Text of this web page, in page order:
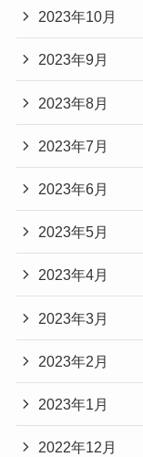
2023年10月
2023年9月
2023年8月
2023年7月
2023年6月
2023年5月
2023年4月
2023年3月
2023年2月
2023年1月
2022年12月